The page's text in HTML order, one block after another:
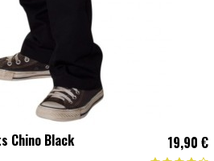
Chino Black 19,90 €